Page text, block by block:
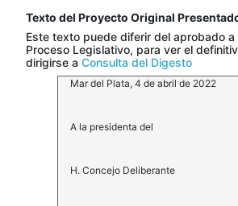
Texto del Proyecto Original
Este texto puede diferir del aprobado a
Proceso Legislativo, para ver el
dirigirse a Consulta del Digesto
Mar del Plata, 4 de abril de 2022
A la presidenta del
H. Concejo Deliberante